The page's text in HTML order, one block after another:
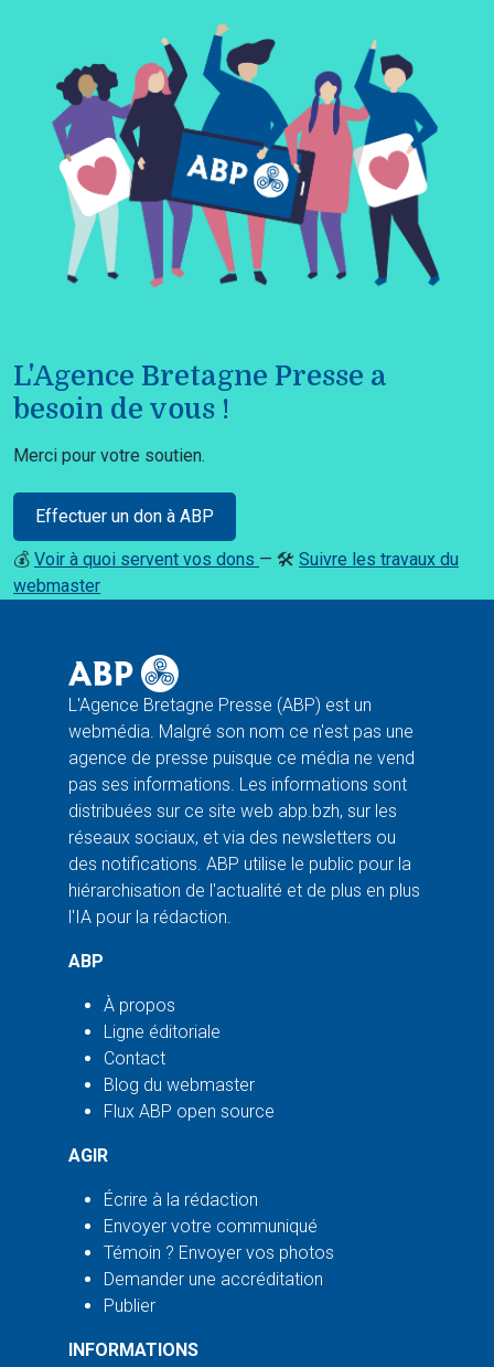
L'Agence Bretagne Presse a
besoin de vous !
Merci pour votre soutien.
Effectuer un don à ABP
💰 Voir à quoi servent vos dons — 🛠️ Suivre les travaux du
webmaster
L'Agence Bretagne Presse (ABP) est un
webmédia. Malgré son nom ce n'est pas une
agence de presse puisque ce média ne vend
pas ses informations. Les informations sont
distribuées sur ce site web abp.bzh, sur les
réseaux sociaux, et via des newsletters ou
des notifications. ABP utilise le public pour la
hiérarchisation de l'actualité et de plus en plus
l'IA pour la rédaction.
ABP
À propos
Ligne éditoriale
Contact
Blog du webmaster
Flux ABP open source
AGIR
Écrire à la rédaction
Envoyer votre communiqué
Témoin ? Envoyer vos photos
Demander une accréditation
Publier
INFORMATIONS